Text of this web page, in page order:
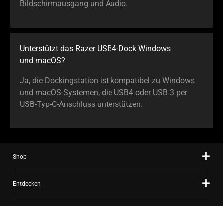
Bildschirmausgang und Audio.
Unterstützt das Razer USB4-Dock Windows
und macOS?
Ja, die Dockingstation ist kompatibel zu Windows
und macOS-Systemen, die USB4 oder USB 3 per
USB-Typ-C-Anschluss unterstützen.
Shop
Entdecken